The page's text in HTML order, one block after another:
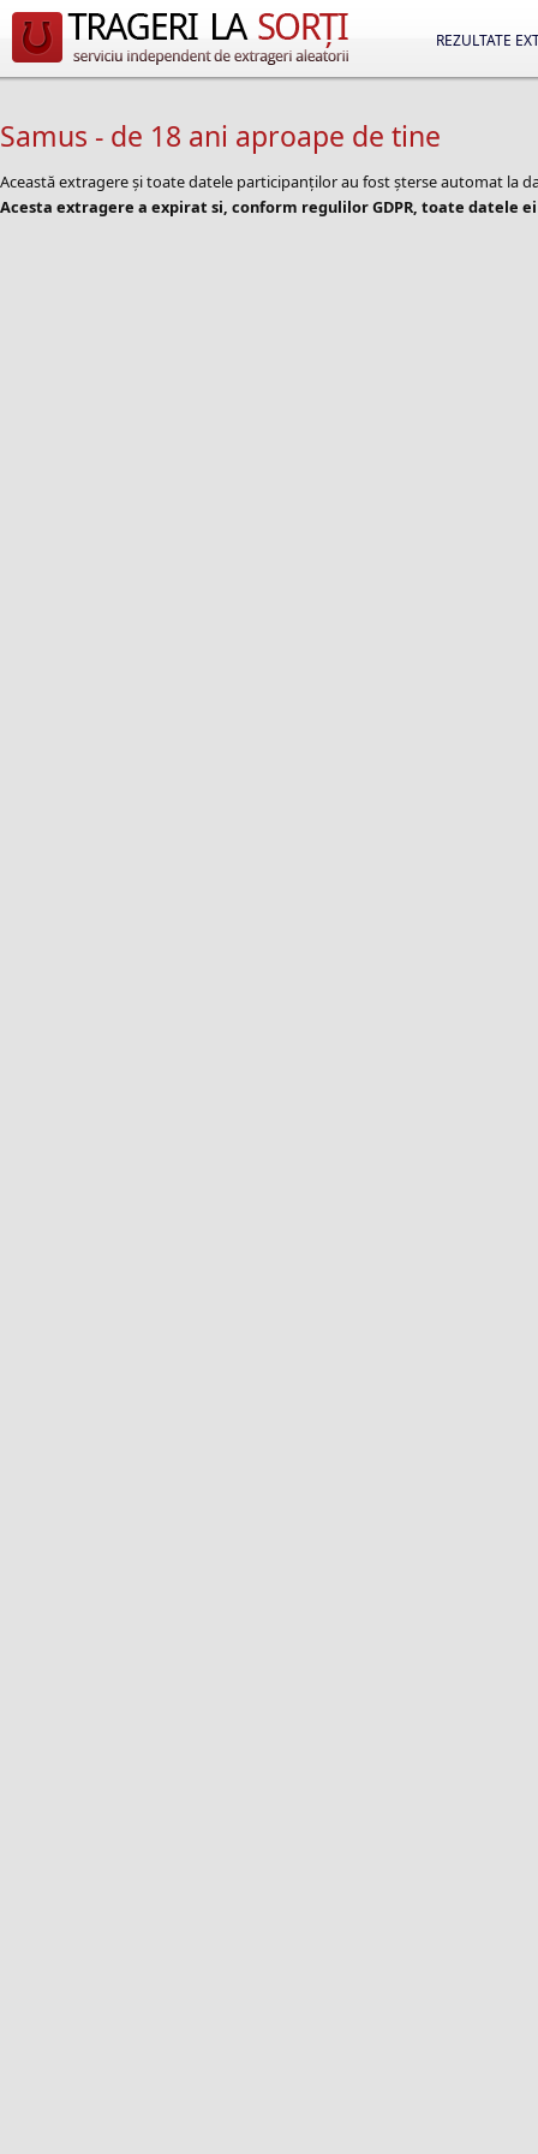
REZULTATE
Samus - de 18 ani aproape de tine
Această extragere și toate datele participanților au fost șterse automat la
Acesta extragere a expirat si, conform regulilor GDPR, toate datele